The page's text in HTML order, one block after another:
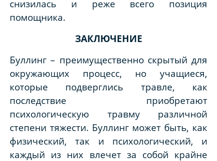
снизилась и реже всего позиция
помощника.
ЗАКЛЮЧЕНИЕ
Буллинг – преимущественно скрытый для
окружающих процесс, но учащиеся,
которые подверглись травле, как
последствие приобретают
психологическую травму различной
степени тяжести. Буллинг может быть, как
физический, так и психологический, и
каждый из них влечет за собой крайне